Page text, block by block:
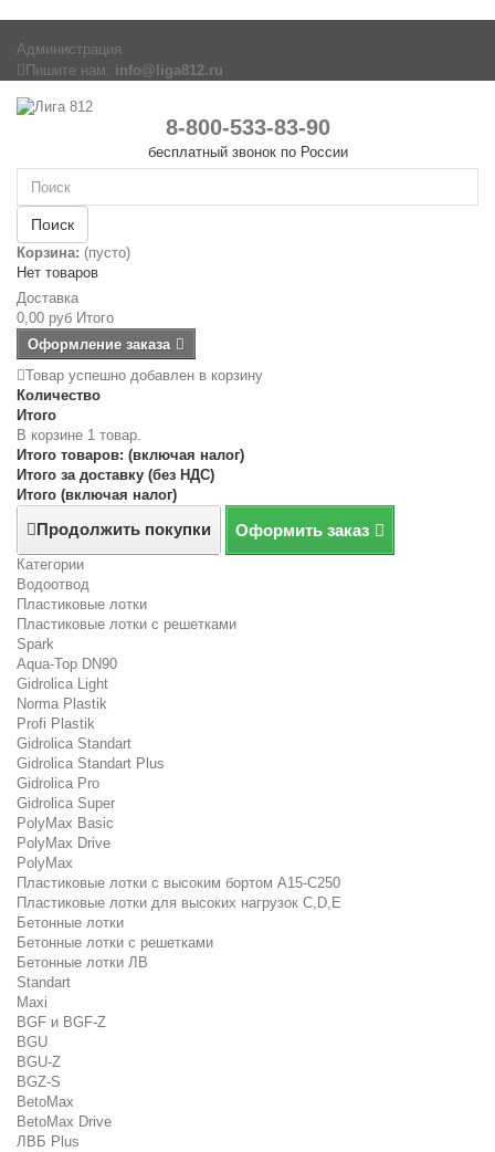
Администрация
Пишите нам: info@liga812.ru
8-800-533-83-90
бесплатный звонок по России
Поиск
Корзина: (пусто)
Нет товаров
Доставка
0,00 руб Итого
Оформление заказа
Товар успешно добавлен в корзину
Количество
Итого
В корзине 1 товар.
Итого товаров: (включая налог)
Итого за доставку (без НДС)
Итого (включая налог)
Продолжить покупки Оформить заказ
Категории
Водоотвод
Пластиковые лотки
Пластиковые лотки с решетками
Spark
Aqua-Top DN90
Gidrolica Light
Norma Plastik
Profi Plastik
Gidrolica Standart
Gidrolica Standart Plus
Gidrolica Pro
Gidrolica Super
PolyMax Basic
PolyMax Drive
PolyMax
Пластиковые лотки с высоким бортом А15-C250
Пластиковые лотки для высоких нагрузок C,D,E
Бетонные лотки
Бетонные лотки с решетками
Бетонные лотки ЛВ
Standart
Maxi
BGF и BGF-Z
BGU
BGU-Z
BGZ-S
BetoMax
BetoMax Drive
ЛВБ Plus